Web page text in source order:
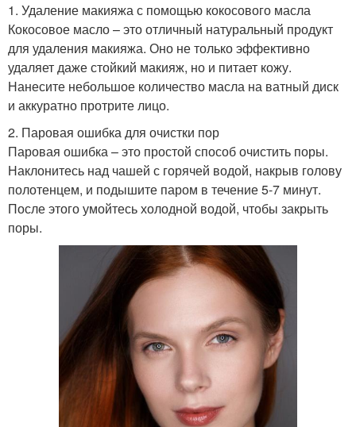
1. Удаление макияжа с помощью кокосового масла
Кокосовое масло – это отличный натуральный продукт
для удаления макияжа. Оно не только эффективно
удаляет даже стойкий макияж, но и питает кожу.
Нанесите небольшое количество масла на ватный диск
и аккуратно протрите лицо.
2. Паровая ошибка для очистки пор
Паровая ошибка – это простой способ очистить поры.
Наклонитесь над чашей с горячей водой, накрыв голову
полотенцем, и подышите паром в течение 5-7 минут.
После этого умойтесь холодной водой, чтобы закрыть
поры.